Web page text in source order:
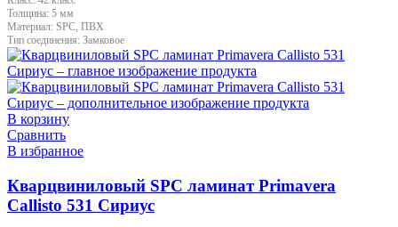
Толщина: 5 мм
Материал: SPC, ПВХ
Тип соединения: Замковое
В корзину
Сравнить
В избранное
Кварцвиниловый SPC ламинат Primavera
Callisto 531 Сириус